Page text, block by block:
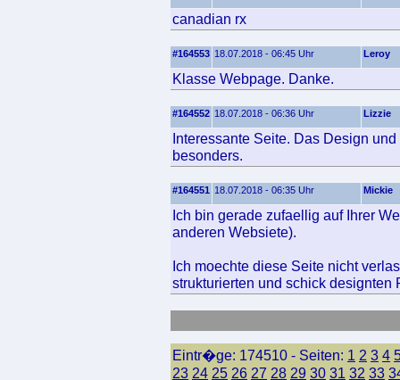
canadian rx
#164553 18.07.2018 - 06:45 Uhr Leroy
Klasse Webpage. Danke.
#164552 18.07.2018 - 06:36 Uhr Lizzie
Interessante Seite. Das Design
besonders.
#164551 18.07.2018 - 06:35 Uhr Mickie
Ich bin gerade zufaellig auf Ihrer
anderen Websiete).
Ich moechte diese Seite nicht
strukturierten und schick designten
Eintr�ge: 174510 - Seiten: 1 2 3 4
23 24 25 26 27 28 29 30 31 32 33